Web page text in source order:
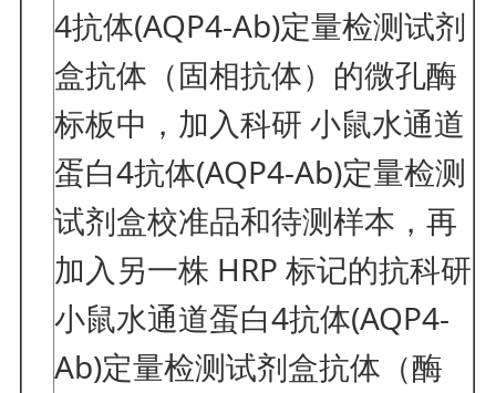
4抗体(AQP4-Ab)定量检测试剂
盒抗体（固相抗体）的微孔酶
标板中，加入科研 小鼠水通道
蛋白4抗体(AQP4-Ab)定量检测
试剂盒校准品和待测样本，再
加入另一株 HRP 标记的抗科研
小鼠水通道蛋白4抗体(AQP4-
Ab)定量检测试剂盒抗体（酶